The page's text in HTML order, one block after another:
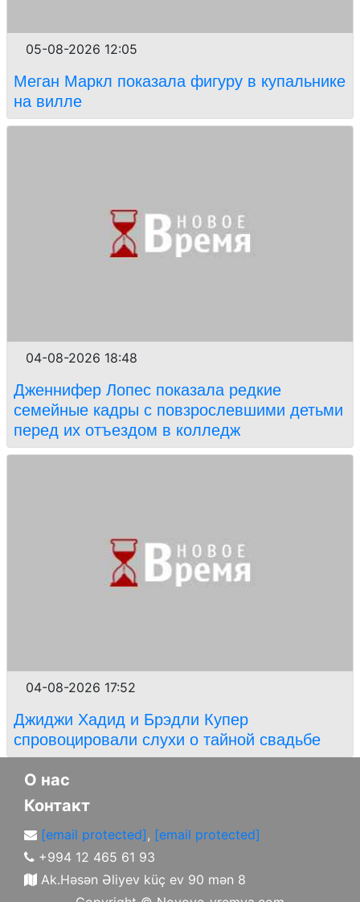
05-08-2026 12:05
Меган Маркл показала фигуру в купальнике
на вилле
04-08-2026 18:48
Дженнифер Лопес показала редкие
семейные кадры с повзрослевшими детьми
перед их отъездом в колледж
04-08-2026 17:52
Джиджи Хадид и Брэдли Купер
спровоцировали слухи о тайной свадьбе
О нас
Контакт
[email protected], [email protected]
+994 12 465 61 93
Ak.Həsən Əliyev küç ev 90 mən 8